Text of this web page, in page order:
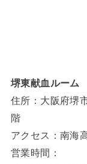
堺東献血ルーム
住所：大阪府堺
階
アクセス：南海
営業時間：